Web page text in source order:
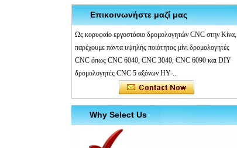
Επικοινωνήστε μαζί μας
Ως κορυφαίο εργοστάσιο δρομολογητών CNC στην Κίνα,
παρέχουμε πάντα υψηλής ποιότητας μίνι δρομολογητές
CNC όπως CNC 6040, CNC 3040, CNC 6090 και DIY
δρομολογητές CNC 5 αξόνων HY-...
Why Select Us